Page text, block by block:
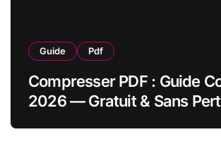
Guide Pdf
Compresser PDF : Guide
2026 — Gratuit & Sans